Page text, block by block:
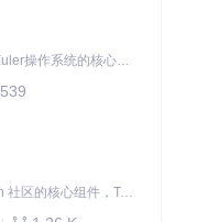
openEuler内核是openEuler操作系统的核心，既是系统性能与稳定性的基石，也是连接处理器、设备与服务的桥梁。
539
作为 Ascend for PyTorch 社区的核心组件，TorchNPU 是昇腾专为 PyTorch 打造的深度学习适配插件，使 PyTorch 框架能够直接调用昇腾 NPU，为开发者提供昇腾 AI 处理器的超强算力。